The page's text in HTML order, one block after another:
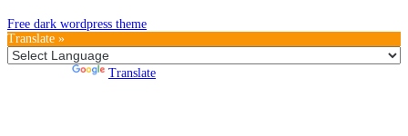
Free dark wordpress theme
Translate »
Translate